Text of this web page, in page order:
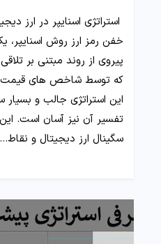
استراتژی اسنایپر در ارز
خفن رمز ارز روش اسنایپر،
پیروی از روند مبتنی بر
که توسط شاخص‌ های قیمت
این استراتژی جالب و بسیار
تفسیر آن نیز آسان است.
سگینال ارز دیجیتال و نقاط…